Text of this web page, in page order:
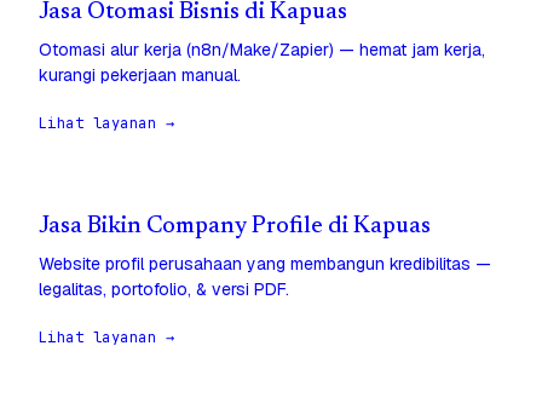
Jasa Otomasi Bisnis di Kapuas
Otomasi alur kerja (n8n/Make/Zapier) — hemat jam kerja,
kurangi pekerjaan manual.
Lihat layanan →
Jasa Bikin Company Profile di Kapuas
Website profil perusahaan yang membangun kredibilitas —
legalitas, portofolio, & versi PDF.
Lihat layanan →